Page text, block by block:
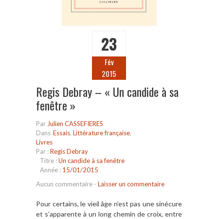
23
Fév
2015
Regis Debray – « Un candide à sa
fenêtre »
Par Julien CASSEFIERES
Dans Essais, Littérature française,
Livres
Par :Regis Debray
Titre :Un candide à sa fenêtre
Année : 15/01/2015
Aucun commentaire - Laisser un commentaire
Pour certains, le vieil âge n’est pas une sinécure
et s’apparente à un long chemin de croix, entre